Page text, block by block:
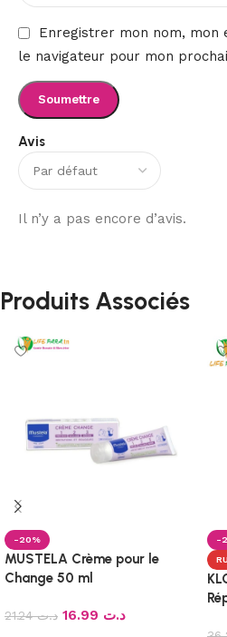
Avis
Il n’y a pas encore d’avis.
Enregistrer mon nom, mon
le navigateur pour mon
Produits Associés
-20%
MUSTELA Crème pour le
Change 50 ml
د.ت21.24 د.ت
-